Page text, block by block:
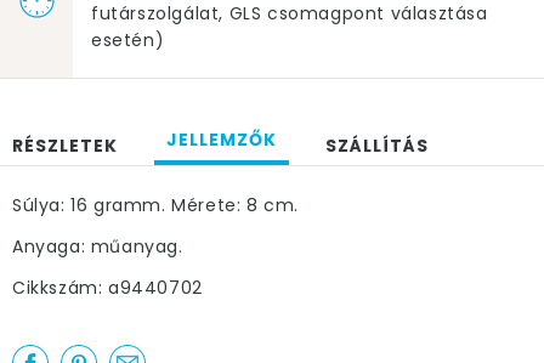
futárszolgálat, GLS csomagpont választása
esetén)
RÉSZLETEK JELLEMZŐK SZÁLLÍTÁS
Súlya: 16 gramm. Mérete: 8 cm.
Anyaga: műanyag.
Cikkszám: a9440702